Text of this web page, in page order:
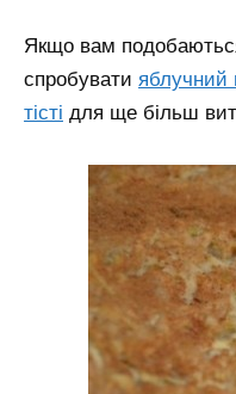
Якщо вам
спробувати яблучний
тісті для ще більш